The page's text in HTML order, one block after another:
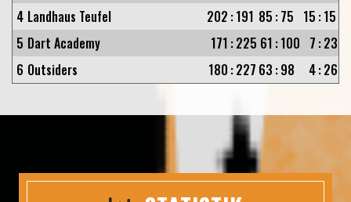
4 Landhaus Teufel 202 :191 85 :75 15 :15
5 Dart Academy 171 :225 61 :100 7 :23
6 Outsiders 180 :227 63 :98 4:26